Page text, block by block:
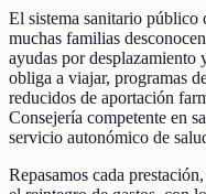
El sistema sanitario público
muchas familias
ayudas por desplazamiento
obliga a viajar, programas
reducidos de aportación
Consejería competente en
servicio autonómico de
Repasamos cada